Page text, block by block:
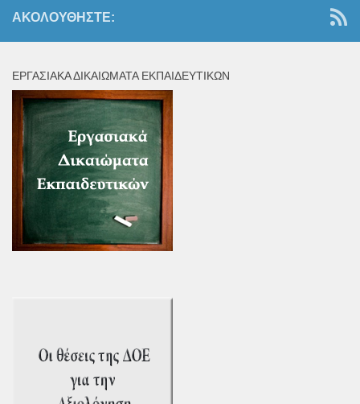
ΑΚΟΛΟΥΘΉΣΤΕ:
ΕΡΓΑΣΙΑΚΆ ΔΙΚΑΙΏΜΑΤΑ ΕΚΠΑΙΔΕΥΤΙΚΏΝ